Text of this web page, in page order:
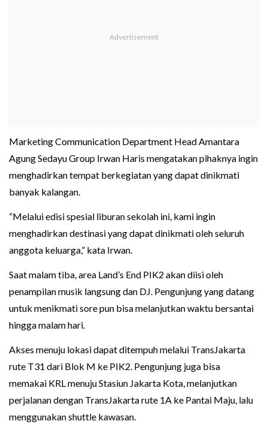
Marketing Communication Department Head Amantara
Agung Sedayu Group Irwan Haris mengatakan pihaknya ingin
menghadirkan tempat berkegiatan yang dapat dinikmati
banyak kalangan.
“Melalui edisi spesial liburan sekolah ini, kami ingin
menghadirkan destinasi yang dapat dinikmati oleh seluruh
anggota keluarga,” kata Irwan.
Saat malam tiba, area Land’s End PIK2 akan diisi oleh
penampilan musik langsung dan DJ. Pengunjung yang datang
untuk menikmati sore pun bisa melanjutkan waktu bersantai
hingga malam hari.
Akses menuju lokasi dapat ditempuh melalui TransJakarta
rute T31 dari Blok M ke PIK2. Pengunjung juga bisa
memakai KRL menuju Stasiun Jakarta Kota, melanjutkan
perjalanan dengan TransJakarta rute 1A ke Pantai Maju, lalu
menggunakan shuttle kawasan.